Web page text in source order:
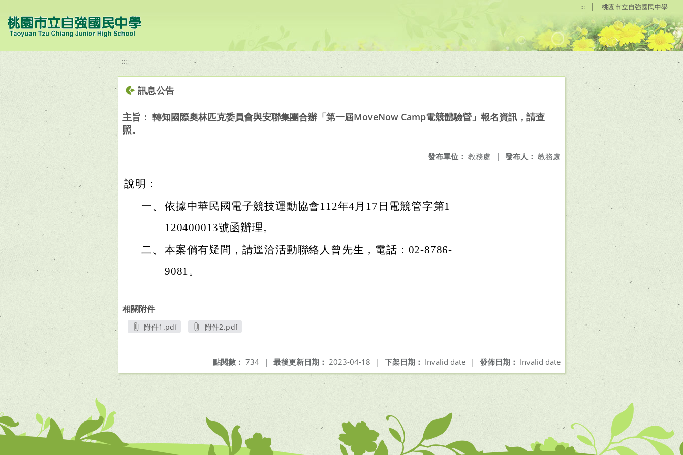
::: 桃園市立自強國民中學
:::
訊息公告
主旨： 轉知國際奧林匹克委員會與安聯集團合辦「第一屆MoveNow Camp電競體驗營」報名資訊，請查
照。
發布人： 教務處
發布單位： 教務處 |
說明：
一、 依據中華民國電子競技運動協會112年4月17日電競管字第1
120400013號函辦理。
二、 本案倘有疑問，請逕洽活動聯絡人曾先生，電話：02-8786-
9081。
相關附件
附件1.pdf
附件2.pdf
發佈日期： Invalid date
下架日期： Invalid date |
最後更新日期： 2023-04-18 |
點閱數： 734 |